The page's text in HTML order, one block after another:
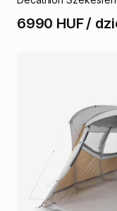
6990 HUF/